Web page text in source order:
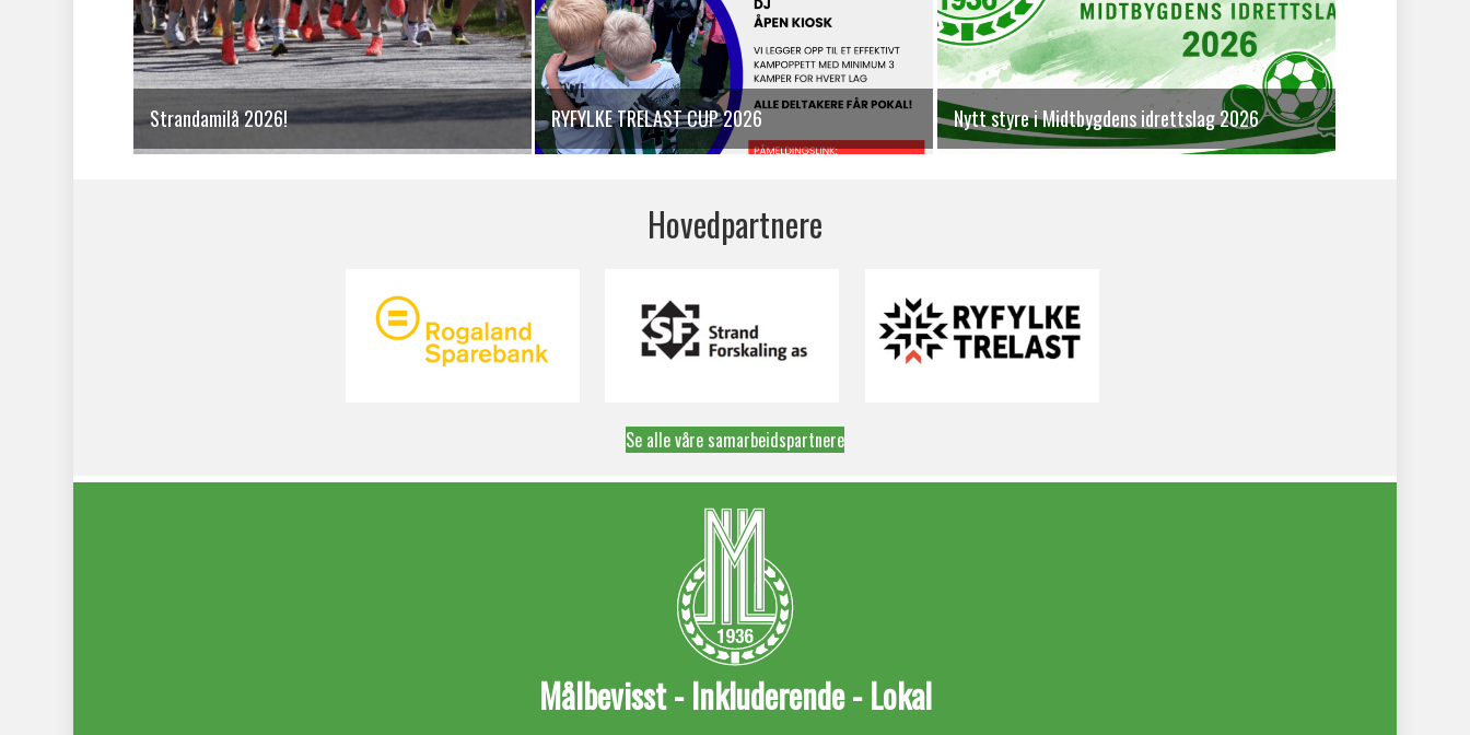
Strandamilå 2026! RYFYLKE TRELAST CUP 2026 Nytt styre i Midtbygdens idrettslag 2026
Hovedpartnere
Se alle våre samarbeidspartnere
Målbevisst - Inkluderende - Lokal